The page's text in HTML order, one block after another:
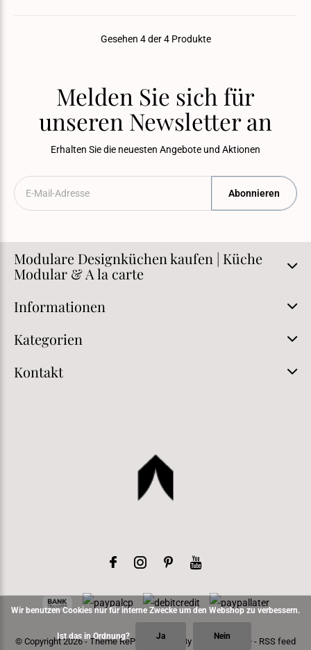
Gesehen 4 der 4 Produkte
Melden Sie sich für
unseren Newsletter an
Erhalten Sie die neuesten Angebote und Aktionen
Abonnieren
Modulare Designküchen kaufen | Küche
Modular & A la carte
Informationen
Kategorien
Kontakt
© Copyright2026- Theme RePos - Theme By DMWSx Plus+ - RSS feed
Wir benutzen Cookies nur für interne Zwecke um den Webshop zu verbessern.
Ist das in Ordnung? Ja Nein